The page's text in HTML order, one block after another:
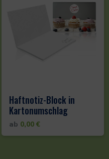
Haftnotiz-Block in
Kartonumschlag
ab 0,00 €